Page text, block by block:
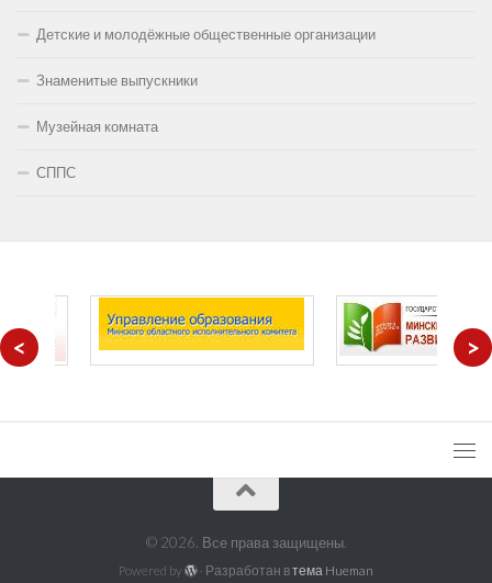
Детские и молодёжные общественные организации
Знаменитые выпускники
Музейная комната
СППС
< >
© 2026. Все права защищены.
Powered by - Разработан втема Hueman